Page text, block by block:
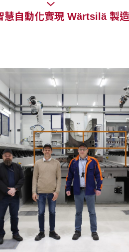
慧自動化實現 Wärtsilä 製